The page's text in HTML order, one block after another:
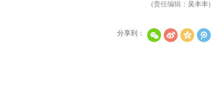
(责任编辑： 吴丰丰)
分享到：